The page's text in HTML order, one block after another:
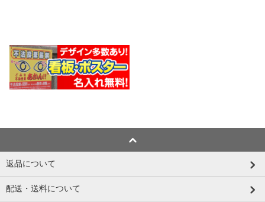
返品について
配送・送料について